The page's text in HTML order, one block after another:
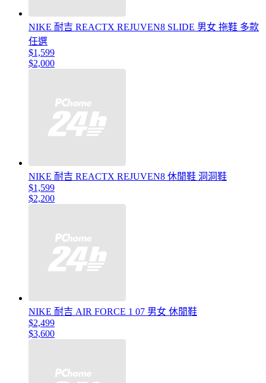
NIKE 耐吉 REACTX REJUVEN8 SLIDE 男女 拖鞋 多款
任選
$1,599
$2,000
NIKE 耐吉 REACTX REJUVEN8 休閒鞋 洞洞鞋
$1,599
$2,200
NIKE 耐吉 AIR FORCE 1 07 男女 休閒鞋
$2,499
$3,600